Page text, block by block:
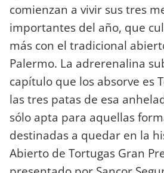
comienzan a vivir sus tres
importantes del año, que
más con el tradicional
Palermo. La adrerenalina
capítulo que los absorve es
las tres patas de esa
sólo apta para aquellas
destinadas a quedar en la
Abierto de Tortugas Gran